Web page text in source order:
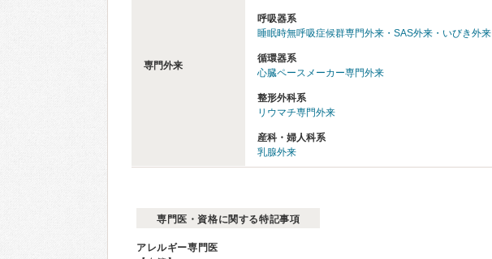
専門外来
呼吸器系
睡眠時無呼吸症候群専門外来・SAS外来・いびき外来
循環器系
心臓ペースメーカー専門外来
整形外科系
リウマチ専門外来
産科・婦人科系
乳腺外来
専門医・資格に関する特記事項
アレルギー専門医